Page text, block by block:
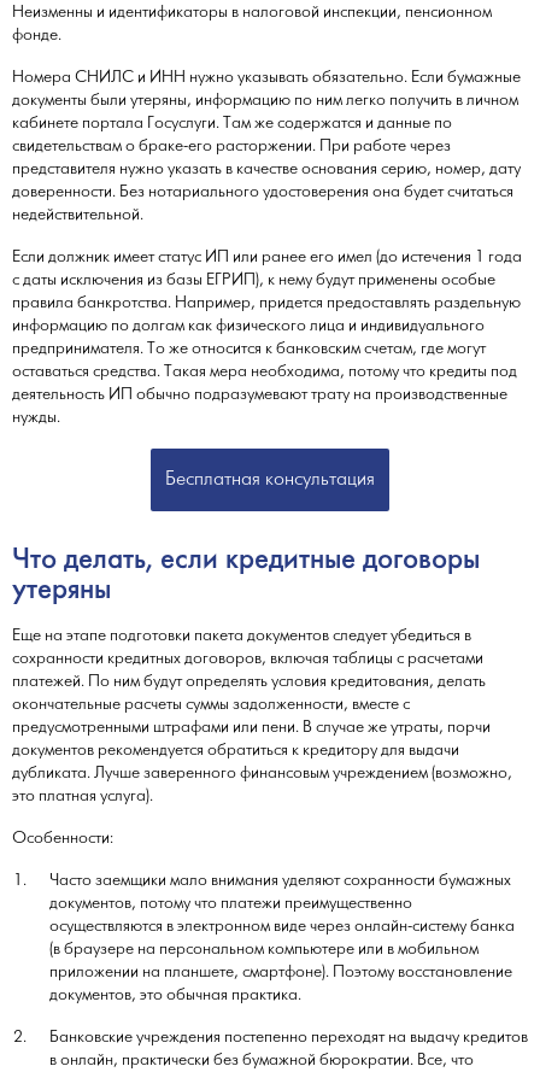
Неизменны и идентификаторы в налоговой инспекции, пенсионном
фонде.
Номера СНИЛС и ИНН нужно указывать обязательно. Если бумажные
документы были утеряны, информацию по ним легко получить в личном
кабинете портала Госуслуги. Там же содержатся и данные по
свидетельствам о браке-его расторжении. При работе через
представителя нужно указать в качестве основания серию, номер, дату
доверенности. Без нотариального удостоверения она будет считаться
недействительной.
Если должник имеет статус ИП или ранее его имел (до истечения 1 года
с даты исключения из базы ЕГРИП), к нему будут применены особые
правила банкротства. Например, придется предоставлять раздельную
информацию по долгам как физического лица и индивидуального
предпринимателя. То же относится к банковским счетам, где могут
оставаться средства. Такая мера необходима, потому что кредиты под
деятельность ИП обычно подразумевают трату на производственные
нужды.
Бесплатная консультация
Что делать, если кредитные договоры
утеряны
Еще на этапе подготовки пакета документов следует убедиться в
сохранности кредитных договоров, включая таблицы с расчетами
платежей. По ним будут определять условия кредитования, делать
окончательные расчеты суммы задолженности, вместе с
предусмотренными штрафами или пени. В случае же утраты, порчи
документов рекомендуется обратиться к кредитору для выдачи
дубликата. Лучше заверенного финансовым учреждением (возможно,
это платная услуга).
Особенности:
Часто заемщики мало внимания уделяют сохранности бумажных
документов, потому что платежи преимущественно
осуществляются в электронном виде через онлайн-систему банка
(в браузере на персональном компьютере или в мобильном
приложении на планшете, смартфоне). Поэтому восстановление
документов, это обычная практика.
Банковские учреждения постепенно переходят на выдачу кредитов
в онлайн, практически без бумажной бюрократии. Все, что